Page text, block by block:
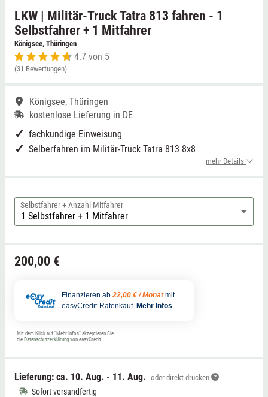
LKW | Militär-Truck Tatra 813 fahren - 1
Selbstfahrer + 1 Mitfahrer
Königsee, Thüringen
4.7 von 5
(31 Bewertungen)
Königsee, Thüringen
kostenlose Lieferung in DE
fachkundige Einweisung
Selberfahren im Militär-Truck Tatra 813 8x8
mehr Details
Selbstfahrer + Anzahl Mitfahrer
200,00 €
Finanzieren ab 22,00 € / Monat mit
easyCredit-Ratenkauf. Mehr Infos
Mit dem Klick auf "Mehr Infos" akzeptieren Sie
die Datenschutzerklärung von easyCredit.
Lieferung: ca. 10. Aug. - 11. Aug. oder direkt drucken
Sofort versandfertig
Niedersachsen
NRW
Saarland
Sachsen
Schleswig-Holstein
Grimmen (MV)
Rostock/Sanitz (MV)
Thale
Weißwasser